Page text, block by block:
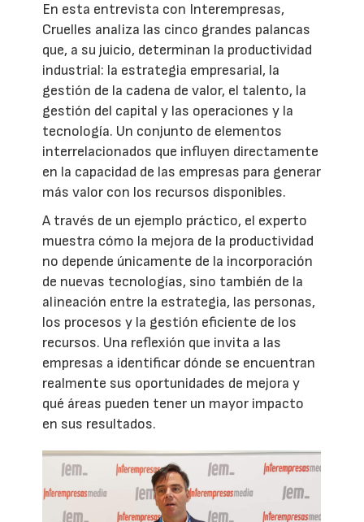
En esta entrevista con Interempresas,
Cruelles analiza las cinco grandes palancas
que, a su juicio, determinan la productividad
industrial: la estrategia empresarial, la
gestión de la cadena de valor, el talento, la
gestión del capital y las operaciones y la
tecnología. Un conjunto de elementos
interrelacionados que influyen directamente
en la capacidad de las empresas para generar
más valor con los recursos disponibles.
A través de un ejemplo práctico, el experto
muestra cómo la mejora de la productividad
no depende únicamente de la incorporación
de nuevas tecnologías, sino también de la
alineación entre la estrategia, las personas,
los procesos y la gestión eficiente de los
recursos. Una reflexión que invita a las
empresas a identificar dónde se encuentran
realmente sus oportunidades de mejora y
qué áreas pueden tener un mayor impacto
en sus resultados.